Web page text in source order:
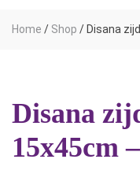
Onze merken
Hoe begin ik?
Home / Shop / Disana
Disana
15x45cm